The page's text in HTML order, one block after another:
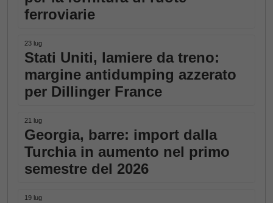
ferroviarie
23 lug
Stati Uniti, lamiere da treno:
margine antidumping azzerato
per Dillinger France
21 lug
Georgia, barre: import dalla
Turchia in aumento nel primo
semestre del 2026
19 lug